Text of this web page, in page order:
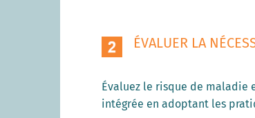
ÉVALUER LA
Évaluez le risque de maladie
intégrée en adoptant les